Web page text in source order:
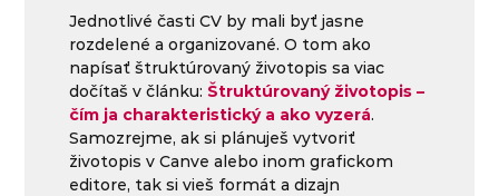
Jednotlivé časti CV by mali byť jasne
rozdelené a organizované. O tom ako
napísať štruktúrovaný životopis sa viac
dočítaš v článku: Štruktúrovaný životopis –
čím ja charakteristický a ako vyzerá.
Samozrejme, ak si plánuješ vytvoriť
životopis v Canve alebo inom grafickom
editore, tak si vieš formát a dizajn